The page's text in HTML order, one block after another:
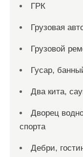
ГРК
Грузовая
Грузовой
Гусар,
Два кита,
Дворец
спорта
Дебри,